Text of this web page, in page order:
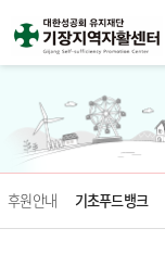
후원안내 기초푸드뱅크